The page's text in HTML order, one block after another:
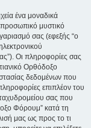
ένα μοναδικά
μυστικό
σας (εφεξής “ο
Οι πληροφορίες σας
Ορθόδοξο
δεδομένων που
επιπλέον του
σας που
Φόρουμ” κατά τη
μας ως προς το τι